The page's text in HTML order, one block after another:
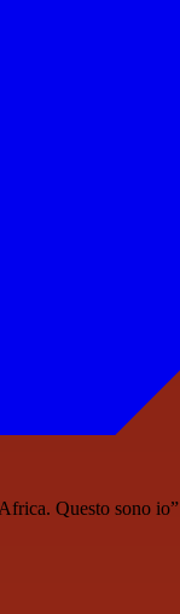
Questo sono io”